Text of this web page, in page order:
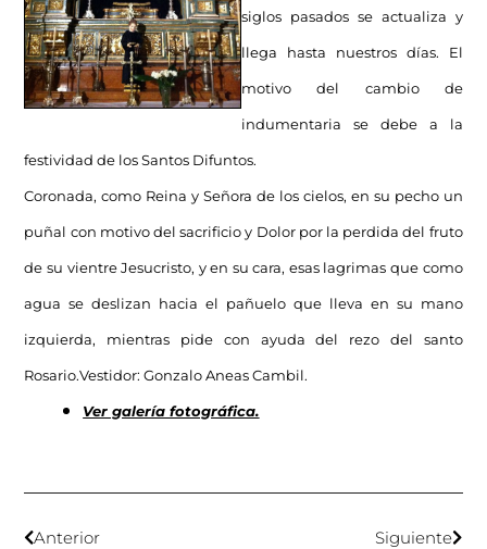
siglos pasados se actualiza y
llega hasta nuestros días. El
motivo del cambio de
indumentaria se debe a la
festividad de los Santos Difuntos.
Coronada, como Reina y Señora de los cielos, en su pecho un
puñal con motivo del sacrificio y Dolor por la perdida del fruto
de su vientre Jesucristo, y en su cara, esas lagrimas que como
agua se deslizan hacia el pañuelo que lleva en su mano
izquierda, mientras pide con ayuda del rezo del santo
Rosario.Vestidor: Gonzalo Aneas Cambil.
Ver galería fotográfica.
Anterior Siguiente